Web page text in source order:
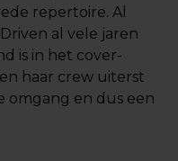
repertoire. Al
al vele jaren
is in het cover-
haar crew uiterst
omgang en dus een